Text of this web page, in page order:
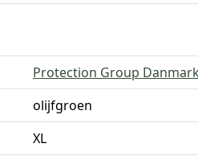
Protection Group Danmark
olijfgroen
XL